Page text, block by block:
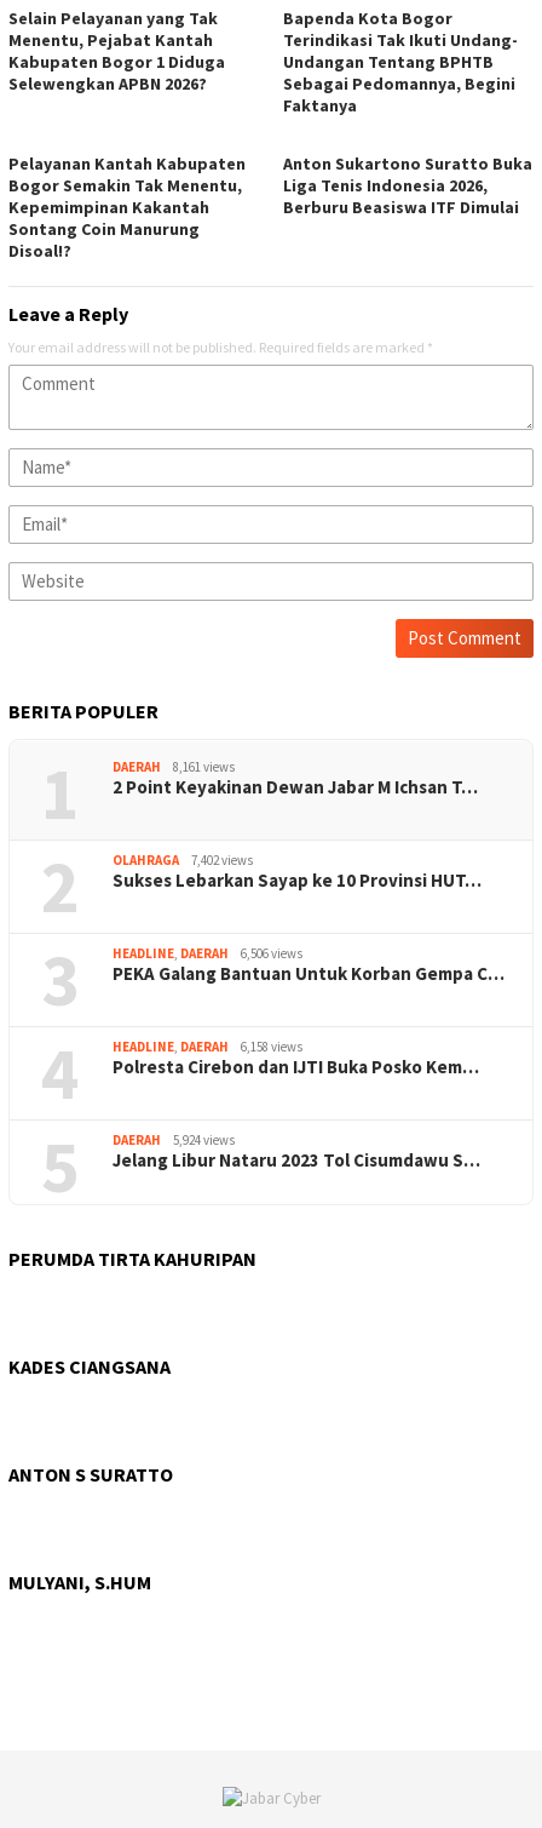
Selain Pelayanan yang Tak
Menentu, Pejabat Kantah
Kabupaten Bogor 1 Diduga
Selewengkan APBN 2026?
Bapenda Kota Bogor
Terindikasi Tak Ikuti Undang-
Undangan Tentang BPHTB
Sebagai Pedomannya, Begini
Faktanya
Pelayanan Kantah Kabupaten
Bogor Semakin Tak Menentu,
Kepemimpinan Kakantah
Sontang Coin Manurung
Disoal!?
Anton Sukartono Suratto Buka
Liga Tenis Indonesia 2026,
Berburu Beasiswa ITF Dimulai
Leave a Reply
Your email address will not be published. Required fields are marked *
BERITA POPULER
1 DAERAH 8,161 views
2 Point Keyakinan Dewan Jabar M Ichsan T…
2 OLAHRAGA 7,402 views
Sukses Lebarkan Sayap ke 10 Provinsi HUT…
3 HEADLINE, DAERAH 6,506 views
PEKA Galang Bantuan Untuk Korban Gempa C…
4 HEADLINE, DAERAH 6,158 views
Polresta Cirebon dan IJTI Buka Posko Kem…
5 DAERAH 5,924 views
Jelang Libur Nataru 2023 Tol Cisumdawu S…
PERUMDA TIRTA KAHURIPAN
KADES CIANGSANA
ANTON S SURATTO
MULYANI, S.HUM